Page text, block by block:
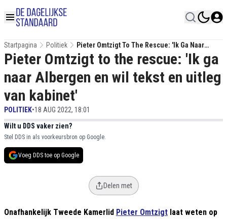
Startpagina Politiek
Pieter Omtzigt To The Rescue: 'Ik Ga Naar
Albergen En Wil Tekst En Uitleg Van Kabinet'
Pieter Omtzigt to the rescue: 'Ik ga
naar Albergen en wil tekst en uitleg
van kabinet'
POLITIEK•18 AUG 2022, 18:01
Wilt u DDS vaker zien?
Stel DDS in als voorkeursbron op Google.
Voeg DDS toe op Google
Delen met
Onafhankelijk Tweede Kamerlid Pieter Omtzigt laat weten op